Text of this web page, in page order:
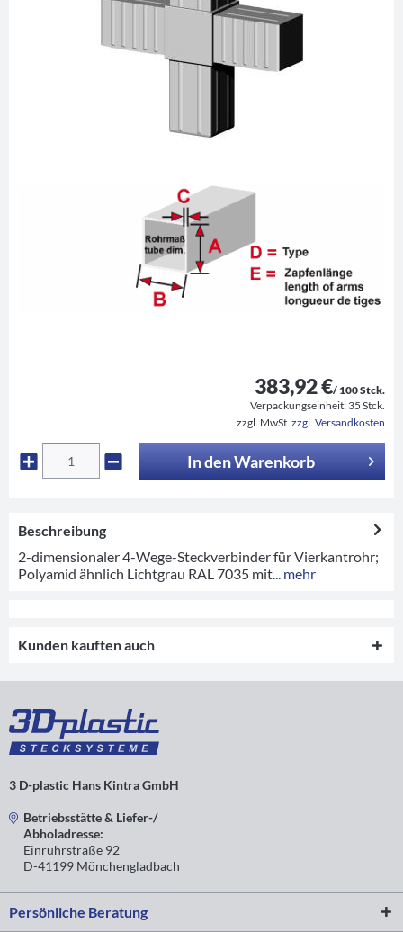
383,92 €/ 100 Stck.
Verpackungseinheit: 35 Stck.
zzgl. MwSt. zzgl. Versandkosten
In denWarenkorb
Beschreibung
2-dimensionaler 4-Wege-Steckverbinder für Vierkantrohr;
Polyamid ähnlich Lichtgrau RAL 7035 mit...
mehr
Kunden kauften auch
3 D-plastic Hans Kintra GmbH
Betriebsstätte & Liefer-/
Abholadresse:
Einruhrstraße 92
D-41199 Mönchengladbach
Persönliche Beratung